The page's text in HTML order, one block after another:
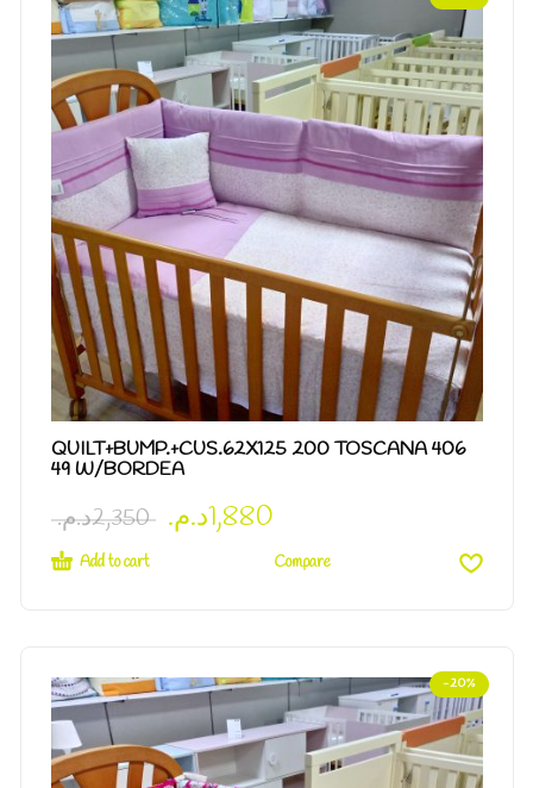
QUILT+BUMP.+CUS.62X125 200 TOSCANA 406
49 W/BORDEA
2,350د.م. 1,880د.م.
Add to cart Compare
-20%